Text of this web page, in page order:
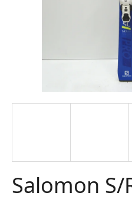
Salomon S/
s